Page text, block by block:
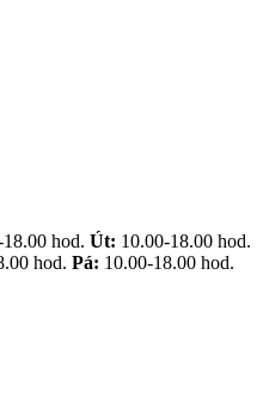
hod. Út: 10.00-18.00 hod.
hod. Pá: 10.00-18.00 hod.